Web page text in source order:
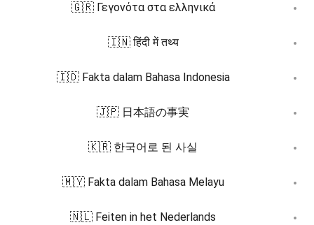
🇬🇷 Γεγονότα στα ελληνικά
🇮🇳 हिंदी में तथ्य
🇮🇩 Fakta dalam Bahasa Indonesia
🇯🇵 日本語の事実
🇰🇷 한국어로 된 사실
🇲🇾 Fakta dalam Bahasa Melayu
🇳🇱 Feiten in het Nederlands